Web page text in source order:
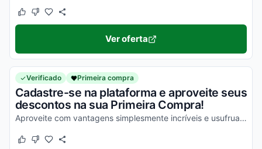
Este cupom funcionou
Este cupom não funcionou
Ver oferta
Verificado Primeira compra
Cadastre-se na plataforma e aproveite seus
descontos na sua Primeira Compra!
Aproveite com vantagens simplesmente incríveis e usufrua de todos os seus descontos!
Este cupom funcionou
Este cupom não funcionou